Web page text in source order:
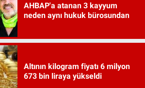
AHBAP'a atanan 3 kayyum
neden aynı hukuk bürosundan
Altının kilogram fiyatı 6 milyon
673 bin liraya yükseldi